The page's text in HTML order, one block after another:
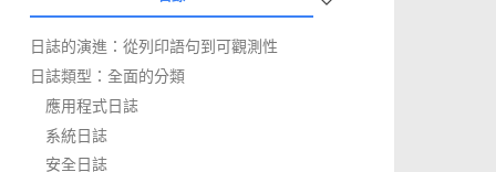
日誌的演進：從列印語句到可觀測性
日誌類型：全面的分類
應用程式日誌
系統日誌
安全日誌